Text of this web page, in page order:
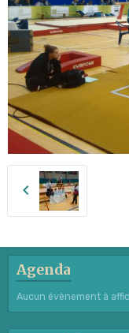
Agenda
Aucun évènement à